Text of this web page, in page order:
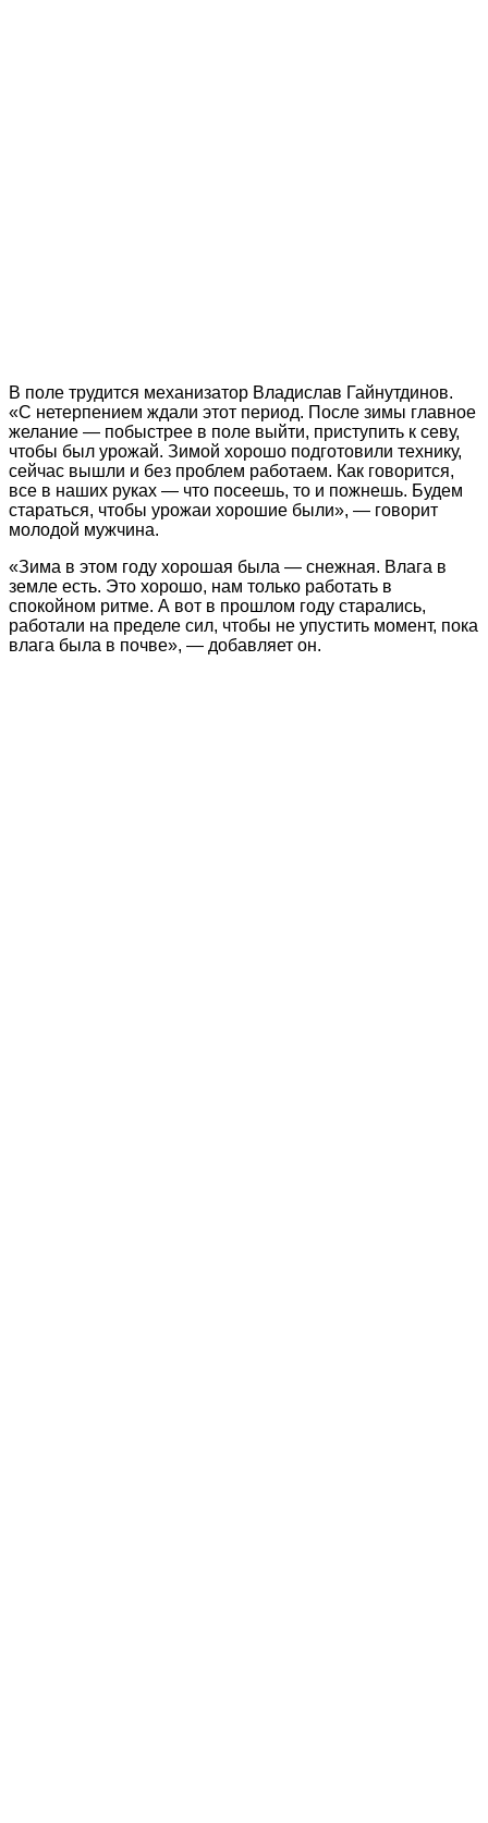
В поле трудится механизатор Владислав Гайнутдинов.
«С нетерпением ждали этот период. После зимы главное
желание — побыстрее в поле выйти, приступить к севу,
чтобы был урожай. Зимой хорошо подготовили технику,
сейчас вышли и без проблем работаем. Как говорится,
все в наших руках — что посеешь, то и пожнешь. Будем
стараться, чтобы урожаи хорошие были», — говорит
молодой мужчина.
«Зима в этом году хорошая была — снежная. Влага в
земле есть. Это хорошо, нам только работать в
спокойном ритме. А вот в прошлом году старались,
работали на пределе сил, чтобы не упустить момент, пока
влага была в почве», — добавляет он.